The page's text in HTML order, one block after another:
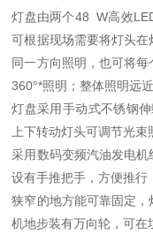
灯盘由两个48 W高效
可根据现场需要将灯头
同一方向照明，也可将
360°*照明；整体照明远
灯盘采用手动式不锈钢
上下转动灯头可调节光
采用数码变频汽油发电
设有手推把手，方便推行
狭窄的地方能可靠固定
机地步装有万向轮，可在